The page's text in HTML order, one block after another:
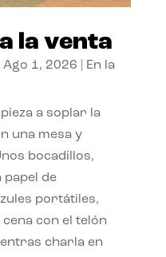
la venta
Ago 1, 2026
En la
a soplar la
una mesa y
bocadillos,
papel de
portátiles,
cena con el telón
charla en